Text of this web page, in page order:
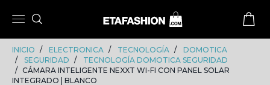
INICIO ELECTRONICA TECNOLOGÍA
DOMOTICA
SEGURIDAD
TECNOLOGÍA DOMOTICA SEGURIDAD
CÁMARA INTELIGENTE NEXXT WI-FI CON PANEL SOLAR
INTEGRADO | BLANCO